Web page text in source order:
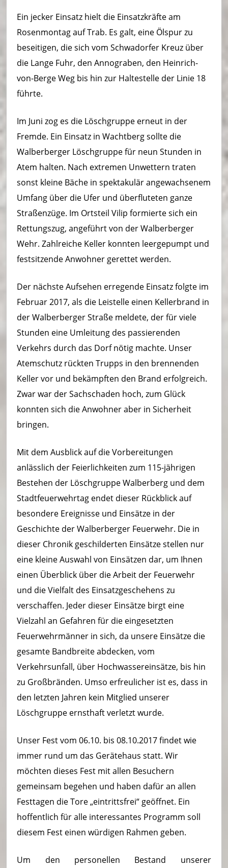
Ein jecker Einsatz hielt die Einsatzkräfte am
Rosenmontag auf Trab. Es galt, eine Ölspur zu
beseitigen, die sich vom Schwadorfer Kreuz über
die Lange Fuhr, den Annograben, den Heinrich-
von-Berge Weg bis hin zur Haltestelle der Linie 18
führte.
Im Juni zog es die Löschgruppe erneut in der
Fremde. Ein Einsatz in Wachtberg sollte die
Walberberger Löschgruppe für neun Stunden in
Atem halten. Nach extremen Unwettern traten
sonst kleine Bäche in spektakulär angewachsenem
Umfang über die Ufer und überfluteten ganze
Straßenzüge. Im Ortsteil Vilip formierte sich ein
Rettungszug, angeführt von der Walberberger
Wehr. Zahlreiche Keller konnten leergepumpt und
festsitzende Anwohner gerettet werden.
Der nächste Aufsehen erregende Einsatz folgte im
Februar 2017, als die Leistelle einen Kellerbrand in
der Walberberger Straße meldete, der für viele
Stunden eine Umleitung des passierenden
Verkehrs durch das Dorf nötig machte. Unser
Atemschutz rückten Trupps in den brennenden
Keller vor und bekämpften den Brand erfolgreich.
Zwar war der Sachschaden hoch, zum Glück
konnten sich die Anwohner aber in Sicherheit
bringen.
Mit dem Ausblick auf die Vorbereitungen
anlässlich der Feierlichkeiten zum 115-jährigen
Bestehen der Löschgruppe Walberberg und dem
Stadtfeuerwehrtag endet dieser Rückblick auf
besondere Ereignisse und Einsätze in der
Geschichte der Walberberger Feuerwehr. Die in
dieser Chronik geschilderten Einsätze stellen nur
eine kleine Auswahl von Einsätzen dar, um Ihnen
einen Überblick über die Arbeit der Feuerwehr
und die Vielfalt des Einsatzgeschehens zu
verschaffen. Jeder dieser Einsätze birgt eine
Vielzahl an Gefahren für die eingesetzten
Feuerwehrmänner in sich, da unsere Einsätze die
gesamte Bandbreite abdecken, vom
Verkehrsunfall, über Hochwassereinsätze, bis hin
zu Großbränden. Umso erfreulicher ist es, dass in
den letzten Jahren kein Mitglied unserer
Löschgruppe ernsthaft verletzt wurde.
Unser Fest vom 06.10. bis 08.10.2017 findet wie
immer rund um das Gerätehaus statt. Wir
möchten dieses Fest mit allen Besuchern
gemeinsam begehen und haben dafür an allen
Festtagen die Tore „eintrittsfrei“ geöffnet. Ein
hoffentlich für alle interessantes Programm soll
diesem Fest einen würdigen Rahmen geben.
Um den personellen Bestand unserer